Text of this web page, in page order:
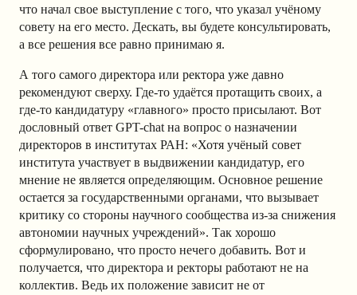
что начал свое выступление с того, что указал учёному
совету на его место. Дескать, вы будете консультировать,
а все решения все равно принимаю я.
А того самого директора или ректора уже давно
рекомендуют сверху. Где-то удаётся протащить своих, а
где-то кандидатуру «главного» просто присылают. Вот
дословный ответ GPT-chat на вопрос о назначении
директоров в институтах РАН: «Хотя учёный совет
института участвует в выдвижении кандидатур, его
мнение не является определяющим. Основное решение
остается за государственными органами, что вызывает
критику со стороны научного сообщества из-за снижения
автономии научных учреждений». Так хорошо
сформулировано, что просто нечего добавить. Вот и
получается, что директора и ректоры работают не на
коллектив. Ведь их положение зависит не от